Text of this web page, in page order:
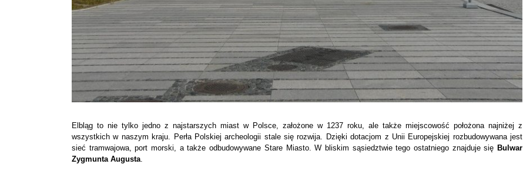
Elbląg to nie tylko jedno z najstarszych miast w Polsce, założone w 1237 roku, ale także miejscowość położona najniżej z
wszystkich w naszym kraju. Perła Polskiej archeologii stale się rozwija. Dzięki dotacjom z Unii Europejskiej rozbudowywana jest
sieć tramwajowa, port morski, a także odbudowywane Stare Miasto. W bliskim sąsiedztwie tego ostatniego znajduje się Bulwar
Zygmunta Augusta.